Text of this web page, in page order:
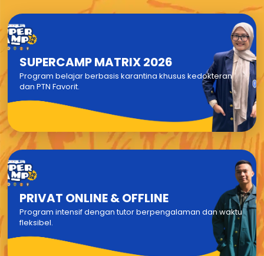
SUPERCAMP MATRIX 2026
Program belajar berbasis karantina khusus kedokteran
dan PTN Favorit.
PRIVAT ONLINE & OFFLINE
Program intensif dengan tutor berpengalaman dan waktu
fleksibel.